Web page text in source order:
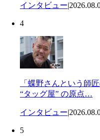
インタビュー|
4
「蝶野さんという師
“タッグ屋” の原点…
インタビュー|
5